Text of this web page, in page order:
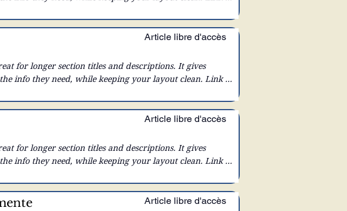
Article libre d'accès
for longer section titles and descriptions. It gives
info they need, while keeping your layout clean. Link
Article libre d'accès
for longer section titles and descriptions. It gives
info they need, while keeping your layout clean. Link
Article libre d'accès